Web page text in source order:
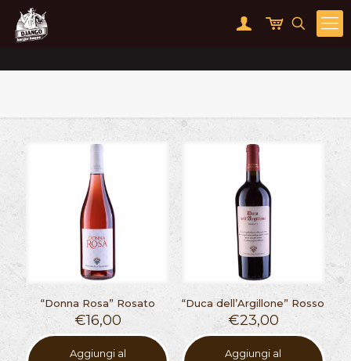
“Donna Rosa” Rosato
€16,00
Aggiungi al
“Duca dell’Argillone” Rosso
€23,00
Aggiungi al